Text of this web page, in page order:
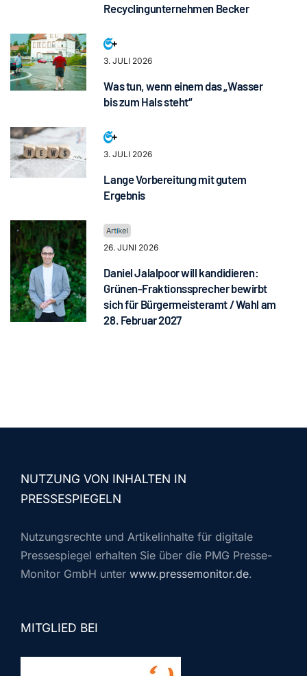
Recyclingunternehmen Becker
3. JULI 2026
Was tun, wenn einem das „Wasser
bis zum Hals steht“
3. JULI 2026
Lange Vorbereitung mit gutem
Ergebnis
26. JUNI 2026
Daniel Jalalpoor will kandidieren:
Grünen-Fraktionssprecher bewirbt
sich für Bürgermeisteramt / Wahl am
28. Februar 2027
NUTZUNG VON INHALTEN IN
PRESSESPIEGELN
Nutzungsrechte und Artikelinhalte für digitale
Pressespiegel erhalten Sie über die PMG Presse-
Monitor GmbH unter www.pressemonitor.de.
MITGLIED BEI